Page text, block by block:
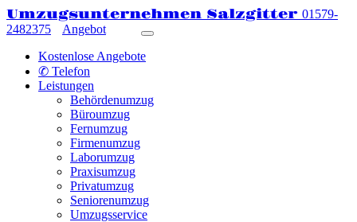
Umzugsunternehmen Salzgitter 01579-
2482375
Angebot
Kostenlose Angebote
✆ Telefon
Leistungen
Behördenumzug
Büroumzug
Fernumzug
Firmenumzug
Laborumzug
Praxisumzug
Privatumzug
Seniorenumzug
Umzugsservice